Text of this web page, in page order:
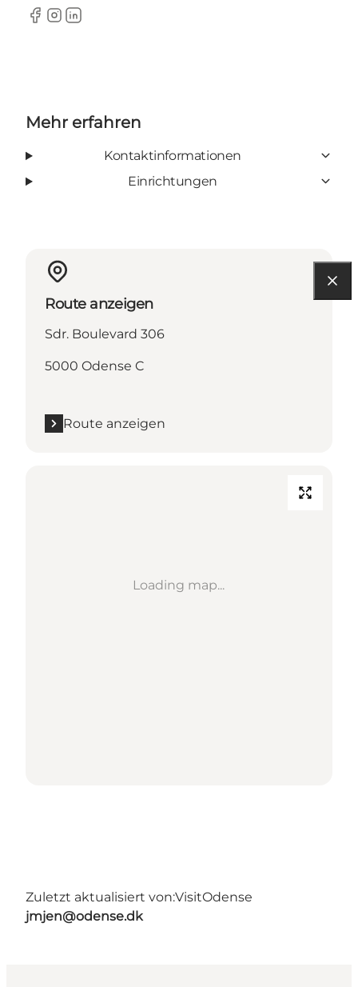
Facebook
Instagram
LinkedIn
Mehr erfahren
Kontaktinformationen
Einrichtungen
Route anzeigen
Sdr. Boulevard 306
5000 Odense C
Route anzeigen
Loading map...
Zuletzt aktualisiert von:VisitOdense
jmjen@odense.dk